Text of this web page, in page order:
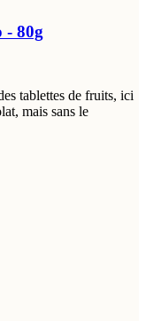
- 80g
tablettes de fruits, ici
mais sans le